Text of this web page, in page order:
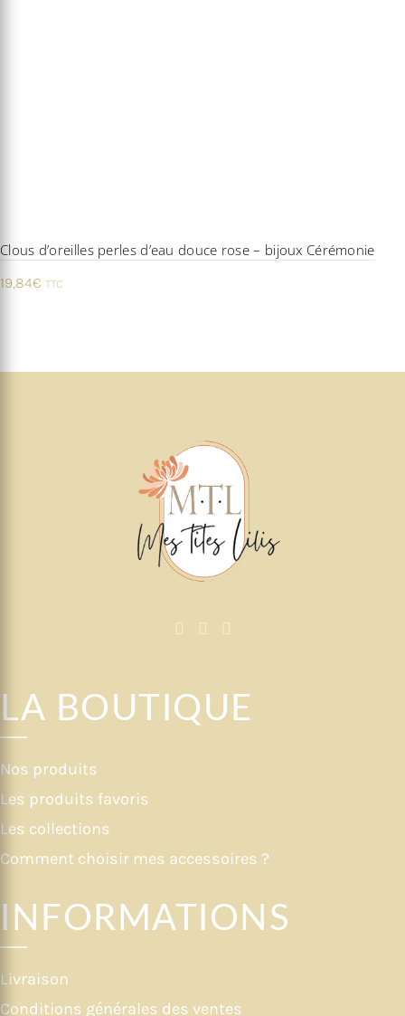
Clous d’oreilles perles d’eau douce rose – bijoux Cérémonie
19,84€ TTC
LA BOUTIQUE
Nos produits
Les produits favoris
Les collections
Comment choisir mes accessoires ?
INFORMATIONS
Livraison
Conditions générales des ventes